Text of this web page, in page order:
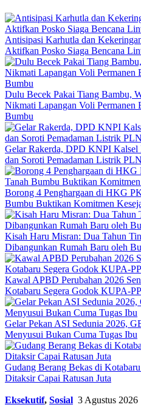
Antisipasi Karhutla dan
Aktifkan Posko Siaga Bencana
Dulu Becek Pakai Tiang Bambu,
Nikmati Lapangan Voli Permanen
Bumbu
Gelar Rakerda, DPD KNPI Kalsel
dan Soroti Pemadaman Listrik PLN
Borong 4 Penghargaan di HKG
Bumbu Buktikan Komitmen
Kisah Haru Misran: Dua Tahun
Dibangunkan Rumah Baru oleh
Kawal APBD Perubahan 2026
Kotabaru Segera Godok KUPA-
Gelar Pekan ASI Sedunia 2026,
Menyusui Bukan Cuma Tugas Ibu
Gudang Berang Bekas di
Ditaksir Capai Ratusan Juta
Eksekutif, Sosial 3 Agustus 2026